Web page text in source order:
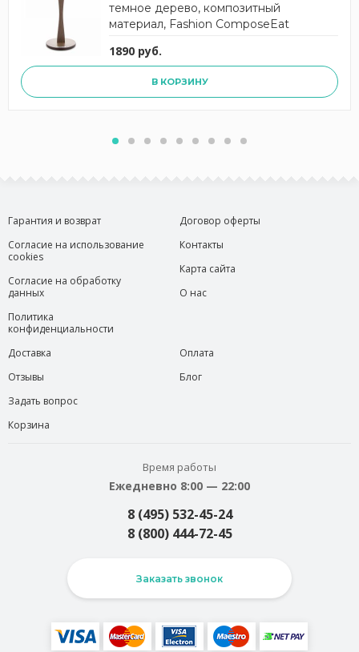
темное дерево, композитный
материал, Fashion ComposeEat
1890 руб.
В КОРЗИНУ
Гарантия и возврат
Согласие на использование
cookies
Согласие на обработку
данных
Политика
конфиденциальности
Договор оферты
Контакты
Карта сайта
О нас
Доставка
Отзывы
Задать вопрос
Корзина
Оплата
Блог
Время работы
Ежедневно 8:00 — 22:00
8 (495) 532-45-24
8 (800) 444-72-45
Заказать звонок